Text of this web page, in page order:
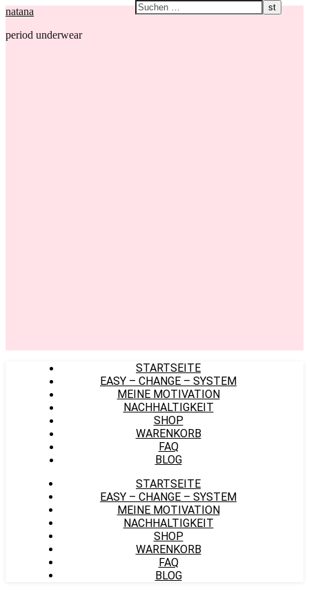
natana
period underwear
STARTSEITE
EASY – CHANGE – SYSTEM
MEINE MOTIVATION
NACHHALTIGKEIT
SHOP
WARENKORB
FAQ
BLOG
STARTSEITE
EASY – CHANGE – SYSTEM
MEINE MOTIVATION
NACHHALTIGKEIT
SHOP
WARENKORB
FAQ
BLOG